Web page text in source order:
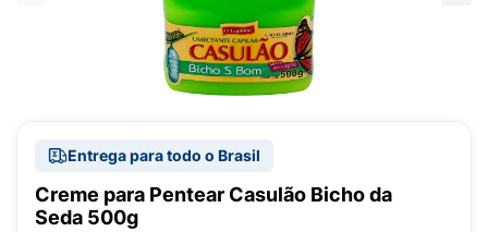
Entrega para todo o Brasil
Creme para Pentear Casulão Bicho da
Seda 500g